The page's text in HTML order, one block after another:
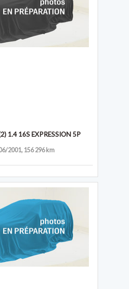
1.4 16S EXPRESSION 5P
2001, 156 296 km